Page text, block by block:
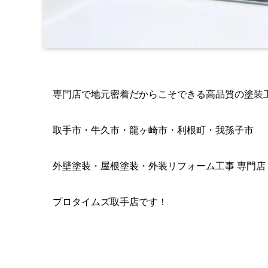
専門店で地元密着だからこそできる高品質の塗装
取手市・牛久市・龍ヶ崎市・利根町・我孫子市
外壁塗装・屋根塗装・外装リフォーム工事 専門店
プロタイムズ取手店です！